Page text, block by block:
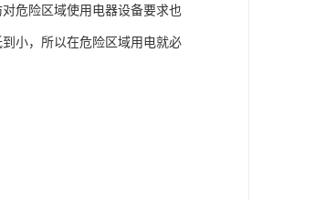
危险区域使用电器设备要求也
小，所以在危险区域用电就必